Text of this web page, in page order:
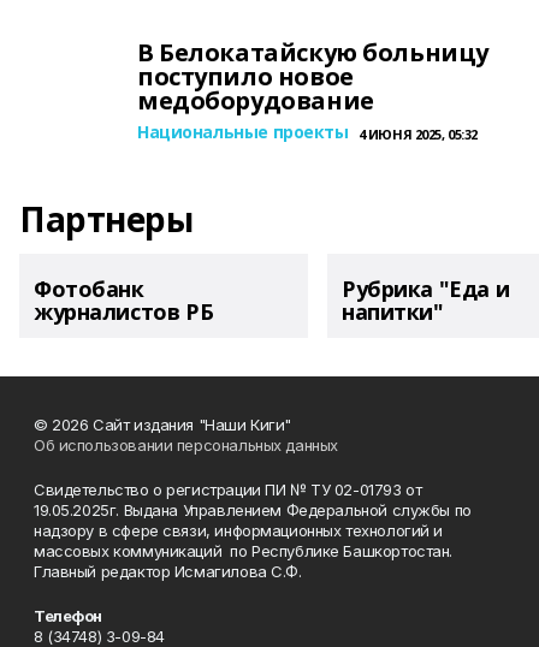
В Белокатайскую больницу
поступило новое
медоборудование
Национальные проекты 4 ИЮНЯ 2025, 05:32
Партнеры
Фотобанк
журналистов РБ
Рубрика "Еда и
напитки"
© 2026 Сайт издания "Наши Киги"
Об использовании персональных данных
Свидетельство о регистрации ПИ № ТУ 02-01793 от
19.05.2025г. Выдана Управлением Федеральной службы по
надзору в сфере связи, информационных технологий и
массовых коммуникаций по Республике Башкортостан.
Главный редактор Исмагилова С.Ф.
Телефон
8 (34748) 3-09-84